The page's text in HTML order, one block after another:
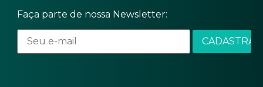
Faça parte de nossa Newsletter: